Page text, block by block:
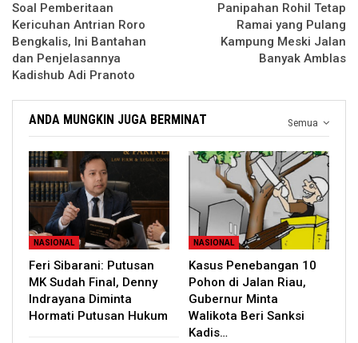
Soal Pemberitaan
Kericuhan Antrian Roro
Bengkalis, Ini Bantahan
dan Penjelasannya
Kadishub Adi Pranoto
Panipahan Rohil Tetap
Ramai yang Pulang
Kampung Meski Jalan
Banyak Amblas
Semua
ANDA MUNGKIN JUGA BERMINAT
NASIONAL
Feri Sibarani: Putusan
MK Sudah Final, Denny
Indrayana Diminta
Hormati Putusan Hukum
NASIONAL
Kasus Penebangan 10
Pohon di Jalan Riau,
Gubernur Minta
Walikota Beri Sanksi
Kadis…